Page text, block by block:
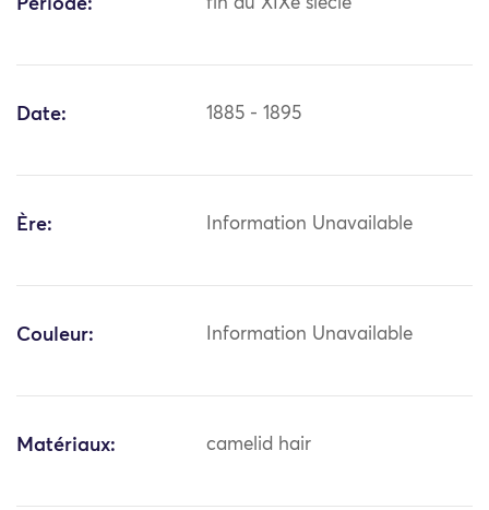
Période: fin du XIXe siècle
Date: 1885 - 1895
Ère: Information Unavailable
Couleur: Information Unavailable
Matériaux: camelid hair